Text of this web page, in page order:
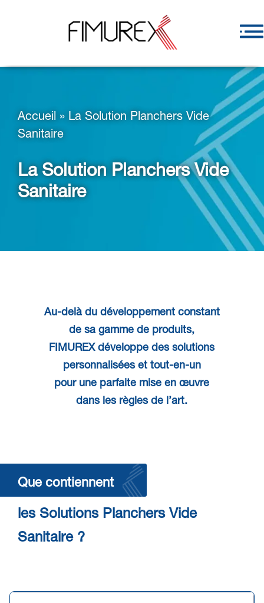
Accueil » La Solution Planchers Vide
Sanitaire
La Solution Planchers Vide
Sanitaire
Au-delà du développement constant
de sa gamme de produits,
FIMUREXdéveloppe des solutions
personnalisées et tout-en-un
pour une parfaite mise en œuvre
dans les règles de l’art.
Que contiennent
les Solutions Planchers Vide
Sanitaire ?